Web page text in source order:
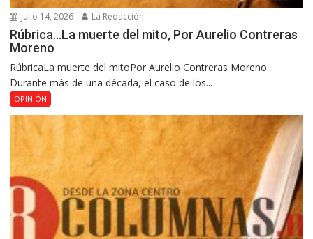
julio 14, 2026 La Redacción
Rúbrica…La muerte del mito, Por Aurelio Contreras
Moreno
RúbricaLa muerte del mitoPor Aurelio Contreras Moreno
Durante más de una década, el caso de los...
OPINIÓN